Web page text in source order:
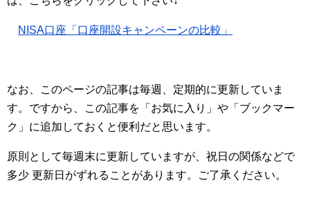
NISA口座「口座開設キャンペーンの比較」
なお、このページの記事は毎週、定期的に更新していま
す。ですから、この記事を「お気に入り」や「ブックマー
ク」に追加しておくと便利だと思います。
原則として毎週末に更新していますが、祝日の関係などで
多少 更新日がずれることがあります。ご了承ください。